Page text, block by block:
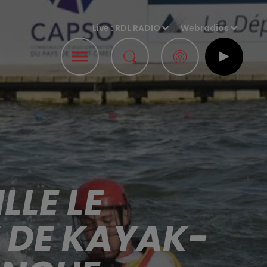
Live :RDL RADIO Webradios
LE
KAYAK-